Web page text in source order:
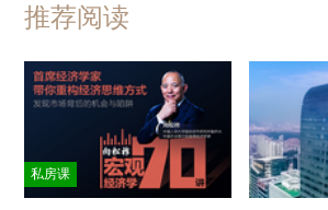
推荐阅读
私房课